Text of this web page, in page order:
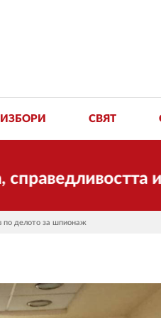
ИЗБОРИ СВЯТ
и
по делото за шпионаж